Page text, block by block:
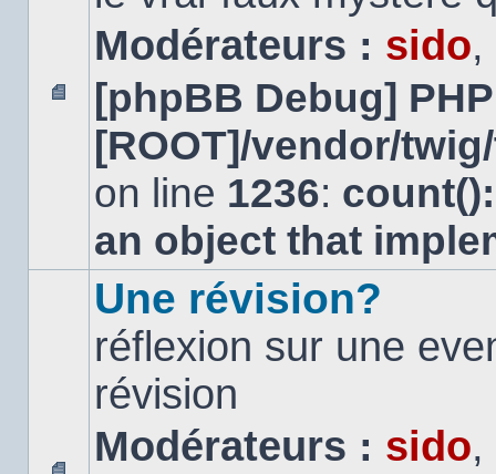
Aucun
message
non
Modérateurs : sido,
[phpBB Debug]
[ROOT]/vendor/
on line 1236:
an object that
Une révision?
réflexion sur une
révision
Modérateurs : sido,